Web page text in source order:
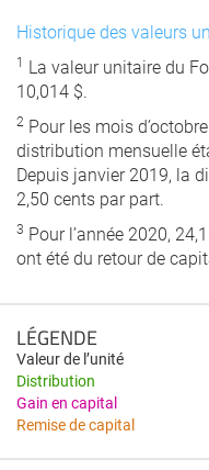
Historique des valeurs
1 La valeur unitaire du
10,014 $.
2 Pour les mois
distribution mensuelle
Depuis janvier 2019, la
2,50 cents par part.
3 Pour l’année 2020,
ont été du retour de
LÉGENDE
Valeur de l’unité
Distribution
Gain en capital
Remise de capital